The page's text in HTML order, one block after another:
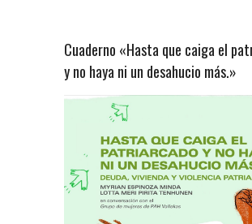
Cuaderno «Hasta que caiga el
y no haya ni un desahucio más.»